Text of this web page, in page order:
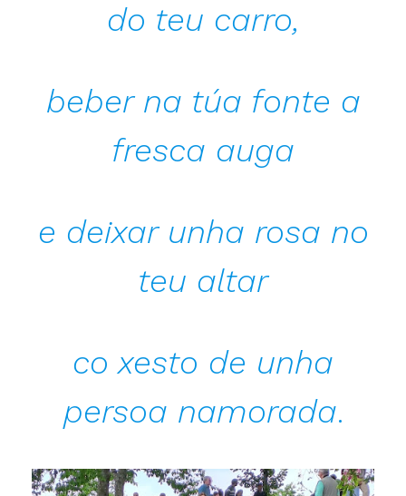
do teu carro,
beber na túa fonte a
fresca auga
e deixar unha rosa no
teu altar
co xesto de unha
persoa namorada.